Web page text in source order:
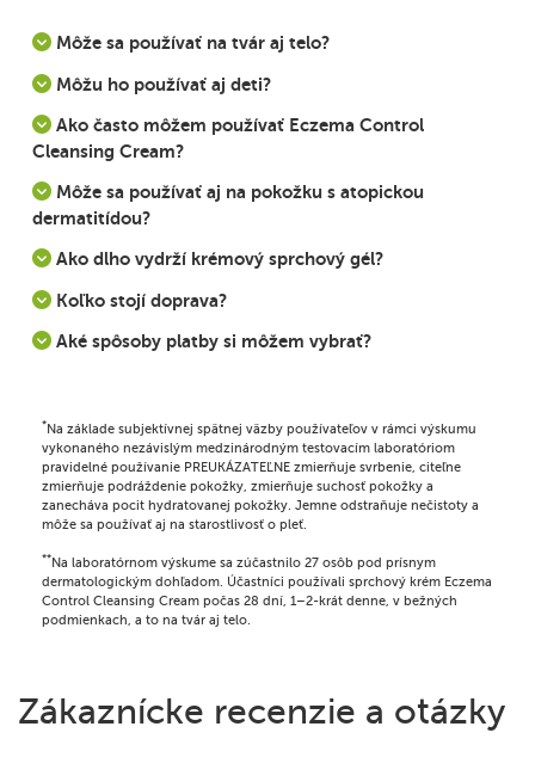
Môže sa používať na tvár aj telo?
Môžu ho používať aj deti?
Ako často môžem používať Eczema Control
Cleansing Cream?
Môže sa používať aj na pokožku s atopickou
dermatitídou?
Ako dlho vydrží krémový sprchový gél?
Koľko stojí doprava?
Aké spôsoby platby si môžem vybrať?
* Na základe subjektívnej spätnej väzby používateľov v rámci výskumu
vykonaného nezávislým medzinárodným testovacím laboratóriom
pravidelné používanie PREUKÁZATEĽNE zmierňuje svrbenie, citeľne
zmierňuje podráždenie pokožky, zmierňuje suchosť pokožky a
zanecháva pocit hydratovanej pokožky. Jemne odstraňuje nečistoty a
môže sa používať aj na starostlivosť o pleť.
** Na laboratórnom výskume sa zúčastnilo 27 osôb pod prísnym
dermatologickým dohľadom. Účastníci používali sprchový krém Eczema
Control Cleansing Cream počas 28 dní, 1–2-krát denne, v bežných
podmienkach, a to na tvár aj telo.
Zákaznícke recenzie a otázky